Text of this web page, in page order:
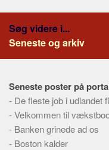
Søg videre i...
Seneste og arkiv
Seneste poster på
- De fleste job i udlandet
-Velkommen til
- Banken grinede ad os
- Boston kalder